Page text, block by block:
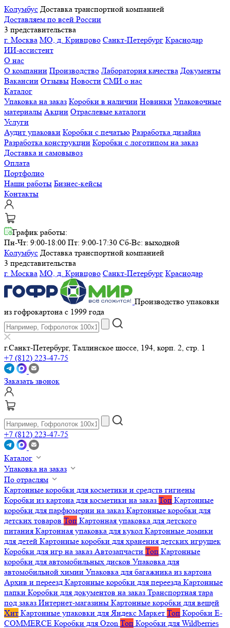
Колумбус Доставка транспортной компанией
Доставляем по всей России
3 представительства
г. Москва МО, д. Кривцово Санкт-Петербург Краснодар
ИИ-ассистент
О нас
О компании Производство Лаборатория качества Документы
Вакансии Отзывы Новости СМИ о нас
Каталог
Упаковка на заказ Коробки в наличии Новинки Упаковочные
материалы Акции Отраслевые каталоги
Услуги
Аудит упаковки Коробки с печатью Разработка дизайна
Разработка конструкции Коробки с логотипом на заказ
Доставка и самовывоз
Оплата
Портфолио
Наши работы Бизнес-кейсы
Контакты
График работы:
Пн-Чт: 9:00-18:00 Пт: 9:00-17:30 Сб-Вс: выходной
Колумбус Доставка транспортной компанией
3 представительства
г. Москва МО, д. Кривцово Санкт-Петербург Краснодар
Производство упаковки
из гофрокартона с 1999 года
г.Санкт-Петербург, Таллинское шоссе, 194, корп. 2, стр. 1
+7 (812) 223-47-75
Заказать звонок
+7 (812) 223-47-75
Каталог
Упаковка на заказ
По отраслям
Картонные коробки для косметики и средств гигиены
Коробки из картона для косметики на заказ Топ Картонные
коробки для парфюмерии на заказ Картонные коробки для
детских товаров Топ Картонная упаковка для детского
питания Картонная упаковка для кукол Картонные домики
для детей Картонные коробки для хранения детских игрушек
Коробки для игр на заказ Автозапчасти Топ Картонные
коробки для автомобильных дисков Упаковка для
автомобильной химии Упаковка для багажника из картона
Архив и переезд Картонные коробки для переезда Картонные
папки Коробки для документов на заказ Транспортная тара
под заказ Интернет-магазины Картонные коробки для вещей
Хит Картонные упаковки для Яндекс Маркет Топ Коробки E-
COMMERCE Коробки для Ozon Топ Коробки для Wildberries